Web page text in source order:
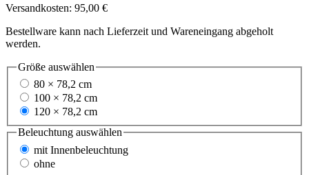
Versandkosten: 95,00 €
Bestellware kann nach Lieferzeit und Wareneingang abgeholt
werden.
Größe auswählen
80 × 78,2 cm
100 × 78,2 cm
120 × 78,2 cm
Beleuchtung auswählen
mit Innenbeleuchtung
ohne